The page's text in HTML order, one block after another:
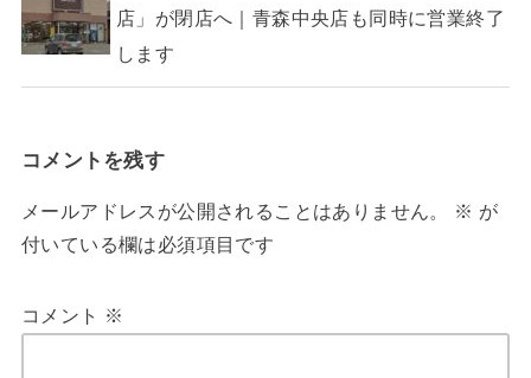
店」が閉店へ｜青森中央店も同時に営業終了
します
コメントを残す
メールアドレスが公開されることはありません。 ※ が
付いている欄は必須項目です
コメント ※